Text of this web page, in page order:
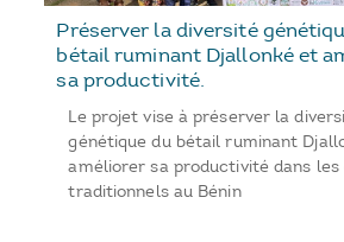
Préserver la diversité
bétail ruminant Djallonké et
sa productivité.
Le projet vise à préserver la
génétique du bétail ruminant
améliorer sa productivité dans les
traditionnels au Bénin